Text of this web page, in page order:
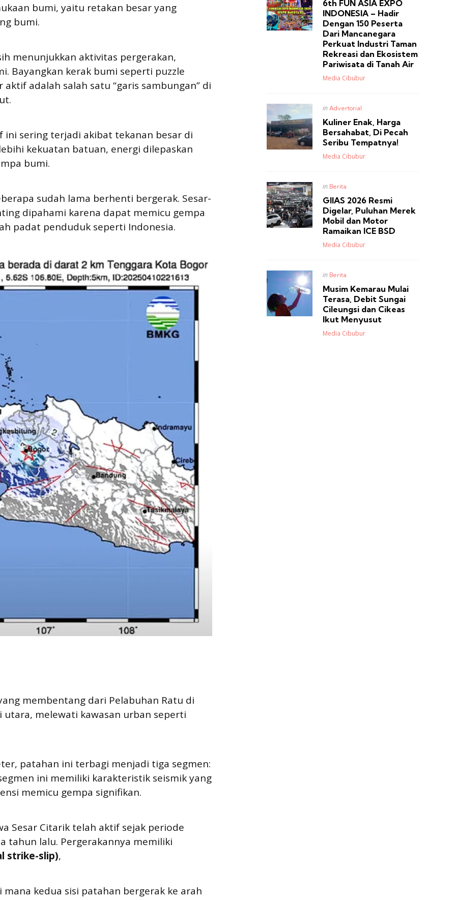
bumi, yaitu retakan besar yang
bumi.
menunjukkan aktivitas pergerakan,
Bayangkan kerak bumi seperti puzzle
adalah salah satu “garis sambungan” di
ini sering terjadi akibat tekanan besar di
kekuatan batuan, energi dilepaskan
bumi.
sudah lama berhenti bergerak. Sesar-
dipahami karena dapat memicu gempa
padat penduduk seperti Indonesia.
membentang dari Pelabuhan Ratu di
utara, melewati kawasan urban seperti
patahan ini terbagi menjadi tiga segmen:
ini memiliki karakteristik seismik yang
memicu gempa signifikan.
Sesar Citarik telah aktif sejak periode
tahun lalu. Pergerakannya memiliki
strike-slip),
kedua sisi patahan bergerak ke arah
6th FUN ASIA EXPO
INDONESIA – Hadir
Dengan 150 Peserta
Dari Mancanegara
Perkuat Industri Taman
Rekreasi dan Ekosistem
Pariwisata di Tanah Air
Posted
Media Cibubur
Posted
in Advertorial
Kuliner Enak, Harga
Bersahabat, Di Pecah
Seribu Tempatnya!
Posted
Media Cibubur
Posted
in Berita
GIIAS 2026 Resmi
Digelar, Puluhan Merek
Mobil dan Motor
Ramaikan ICE BSD
Posted
Media Cibubur
Posted
in Berita
Musim Kemarau Mulai
Terasa, Debit Sungai
Cileungsi dan Cikeas
Ikut Menyusut
Posted
Media Cibubur